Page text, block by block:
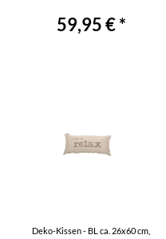
59,95 € *
Deko-Kissen - BL ca. 26x60 cm,